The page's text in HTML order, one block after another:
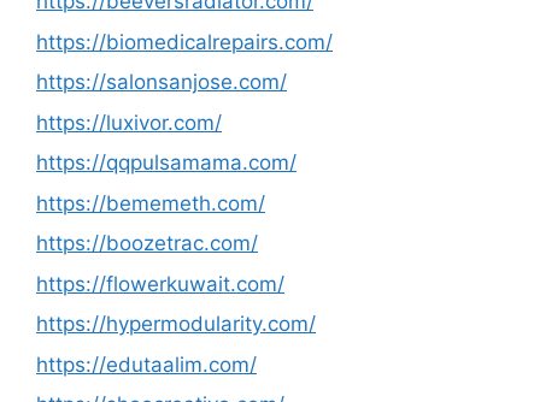
https://biomedicalrepairs.com/
https://salonsanjose.com/
https://luxivor.com/
https://qqpulsamama.com/
https://bememeth.com/
https://boozetrac.com/
https://flowerkuwait.com/
https://hypermodularity.com/
https://edutaalim.com/